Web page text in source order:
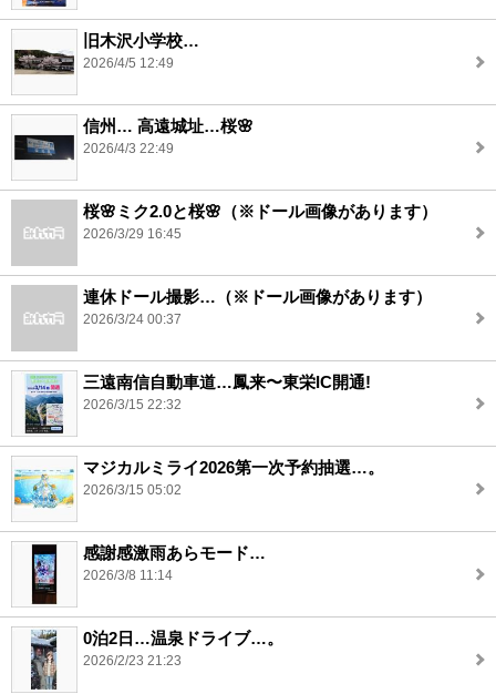
旧木沢小学校…
2026/4/5 12:49
信州… 高遠城址…桜🌸
2026/4/3 22:49
桜🌸ミク2.0と桜🌸（※ドール画像があります）
2026/3/29 16:45
連休ドール撮影…（※ドール画像があります）
2026/3/24 00:37
三遠南信自動車道…鳳来〜東栄IC開通!
2026/3/15 22:32
マジカルミライ2026第一次予約抽選…。
2026/3/15 05:02
感謝感激雨あらモード…
2026/3/8 11:14
0泊2日…温泉ドライブ…。
2026/2/23 21:23